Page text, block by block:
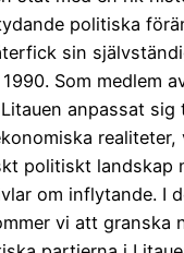
politiska
sin
Som medlem
anpassat sig
politiskt landskap
om inflytande. I
vi att granska